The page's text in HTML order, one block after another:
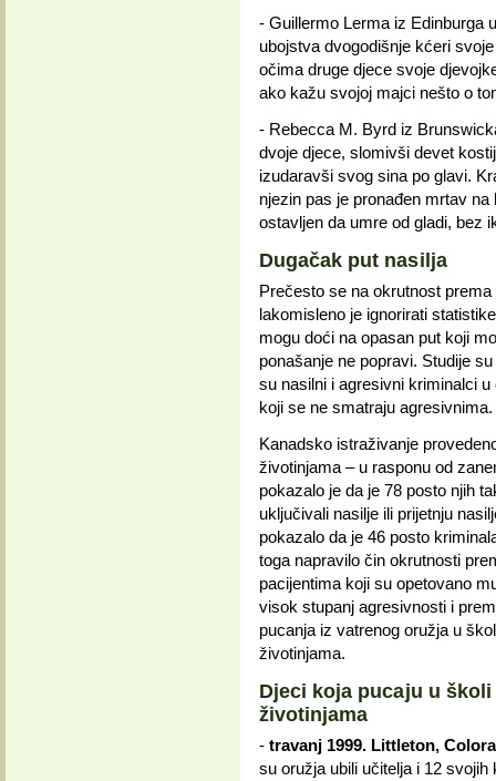
- Guillermo Lerma iz Edinburga
ubojstva dvogodišnje kćeri
očima druge djece svoje
ako kažu svojoj majci nešto o
- Rebecca M. Byrd iz
dvoje djece, slomivši devet
izudaravši svog sina po glavi.
njezin pas je pronađen mrtav
ostavljen da umre od gladi, bez
Dugačak put nasilja
Prečesto se na okrutnost
lakomisleno je ignorirati
mogu doći na opasan put koji
ponašanje ne popravi. Studije
su nasilni i agresivni kriminalci
koji se ne smatraju agresivnima.
Kanadsko istraživanje
životinjama – u rasponu od
pokazalo je da je 78 posto njih
uključivali nasilje ili prijetnju
pokazalo da je 46 posto
toga napravilo čin okrutnosti
pacijentima koji su opetovano
visok stupanj agresivnosti i
pucanja iz vatrenog oružja u
životinjama.
Djeci koja pucaju u
životinjama
- travanj 1999. Littleton,
su oružja ubili učitelja i 12